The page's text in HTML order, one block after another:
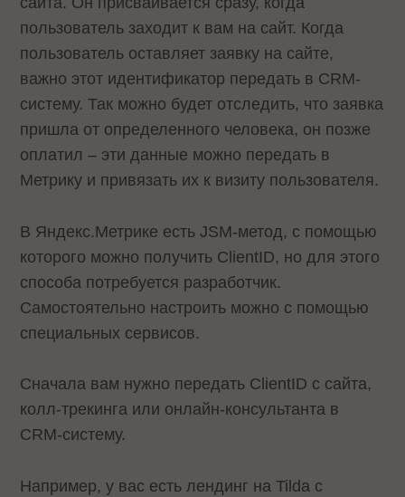
пользователь заходит к вам на сайт. Когда
пользователь оставляет заявку на сайте,
важно этот идентификатор передать в CRM-
систему. Так можно будет отследить, что заявка
пришла от определенного человека, он позже
оплатил – эти данные можно передать в
Метрику и привязать их к визиту пользователя.
В Яндекс.Метрике есть JSM-метод, с помощью
которого можно получить ClientID, но для этого
способа потребуется разработчик.
Самостоятельно настроить можно с помощью
специальных сервисов.
Сначала вам нужно передать ClientID с сайта,
колл-трекинга или онлайн-консультанта в
CRM-систему.
Например, у вас есть лендинг на Tilda с